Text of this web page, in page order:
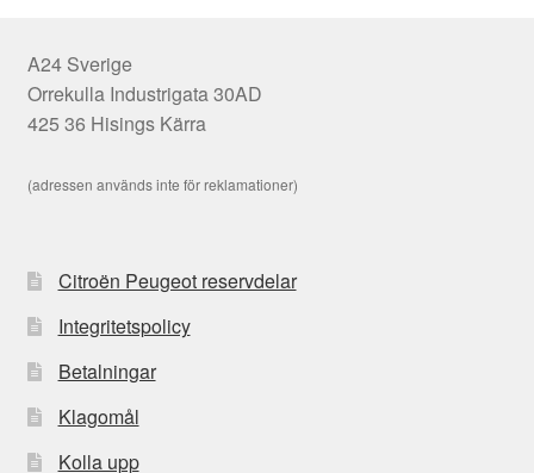
A24 Sverige
Orrekulla Industrigata 30AD
425 36 Hisings Kärra
(adressen används inte för reklamationer)
Citroën Peugeot reservdelar
Integritetspolicy
Betalningar
Klagomål
Kolla upp